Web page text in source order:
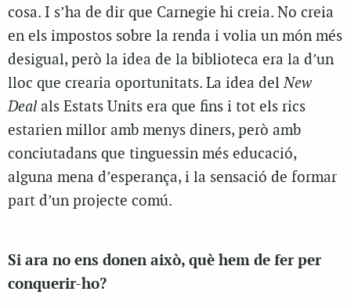
cosa. I s’ha de dir que Carnegie hi creia. No creia
en els impostos sobre la renda i volia un món més
desigual, però la idea de la biblioteca era la d’un
lloc que crearia oportunitats. La idea delNew
Deal als Estats Units era que fins i tot els rics
estarien millor amb menys diners, però amb
conciutadans que tinguessin més educació,
alguna mena d’esperança, i la sensació de formar
part d’un projecte comú.
Si ara no ens donen això, què hem de fer per
conquerir-ho?